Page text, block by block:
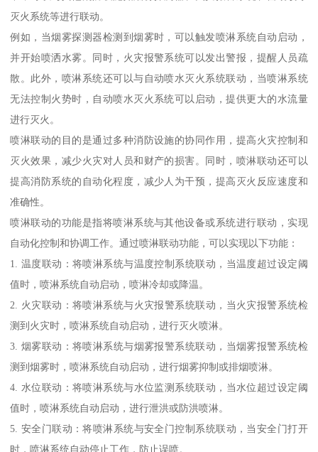
灭火系统等进行联动。
例如，当烟雾探测器检测到烟雾时，可以触发喷淋系统自动启动，
并开始喷洒水雾。同时，火灾报警系统可以发出警报，提醒人员疏
散。此外，喷淋系统还可以与自动喷水灭火系统联动，当喷淋系统
无法控制火势时，自动喷水灭火系统可以启动，提供更大的水流量
进行灭火。
喷淋联动的目的是通过多种消防设施的协同作用，提高火灾控制和
灭火效果，减少火灾对人员和财产的损害。同时，喷淋联动还可以
提高消防系统的自动化程度，减少人为干预，提高灭火反应速度和
准确性。
喷淋联动的功能是指将喷淋系统与其他设备或系统进行联动，实现
自动化控制和协调工作。通过喷淋联动功能，可以实现以下功能：
1. 温度联动：将喷淋系统与温度控制系统联动，当温度超过设定阈
值时，喷淋系统自动启动，喷淋冷却或降温。
2. 火灾联动：将喷淋系统与火灾报警系统联动，当火灾报警系统检
测到火灾时，喷淋系统自动启动，进行灭火喷淋。
3. 烟雾联动：将喷淋系统与烟雾报警系统联动，当烟雾报警系统检
测到烟雾时，喷淋系统自动启动，进行烟雾抑制或排烟喷淋。
4. 水位联动：将喷淋系统与水位监测系统联动，当水位超过设定阈
值时，喷淋系统自动启动，进行泄洪或防洪喷淋。
5. 安全门联动：将喷淋系统与安全门控制系统联动，当安全门打开
时，喷淋系统自动停止工作，防止误喷。